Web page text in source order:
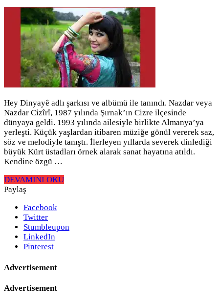
Hey Dinyayê adlı şarkısı ve albümü ile tanındı. Nazdar veya
Nazdar Cizîrî, 1987 yılında Şırnak’ın Cizre ilçesinde
dünyaya geldi. 1993 yılında ailesiyle birlikte Almanya’ya
yerleşti. Küçük yaşlardan itibaren müziğe gönül vererek saz,
söz ve melodiyle tanıştı. İlerleyen yıllarda severek dinlediği
büyük Kürt üstadları örnek alarak sanat hayatına atıldı.
Kendine özgü …
DEVAMINI OKU
Paylaş
Facebook
Twitter
Stumbleupon
LinkedIn
Pinterest
Advertisement
Advertisement